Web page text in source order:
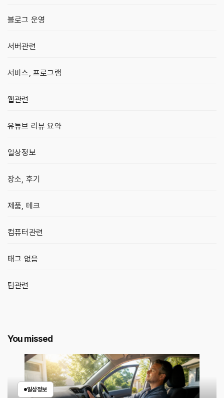
블로그 운영
서버관련
서비스, 프로그램
웹관련
유튜브 리뷰 요약
일상정보
장소, 후기
제품, 테크
컴퓨터관련
태그 없음
팁관련
You missed
일상정보